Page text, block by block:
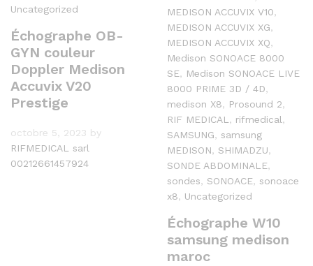
Uncategorized
Échographe OB-
GYN couleur
Doppler Medison
Accuvix V20
Prestige
octobre 5, 2023 by
RIFMEDICAL sarl
00212661457924
MEDISON ACCUVIX V10,
MEDISON ACCUVIX XG,
MEDISON ACCUVIX XQ,
Medison SONOACE 8000
SE, Medison SONOACE LIVE
8000 PRIME 3D / 4D,
medison X8, Prosound 2,
RIF MEDICAL, rifmedical,
SAMSUNG, samsung
MEDISON, SHIMADZU,
SONDE ABDOMINALE,
sondes, SONOACE, sonoace
x8, Uncategorized
Échographe W10
samsung medison
maroc